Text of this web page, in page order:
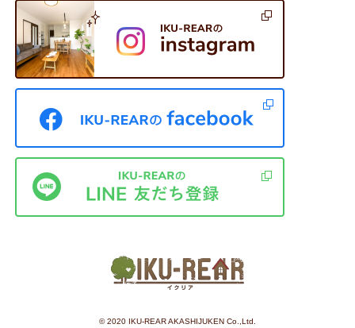
©︎ 2020 IKU-REAR AKASHIJUKEN Co.,Ltd.